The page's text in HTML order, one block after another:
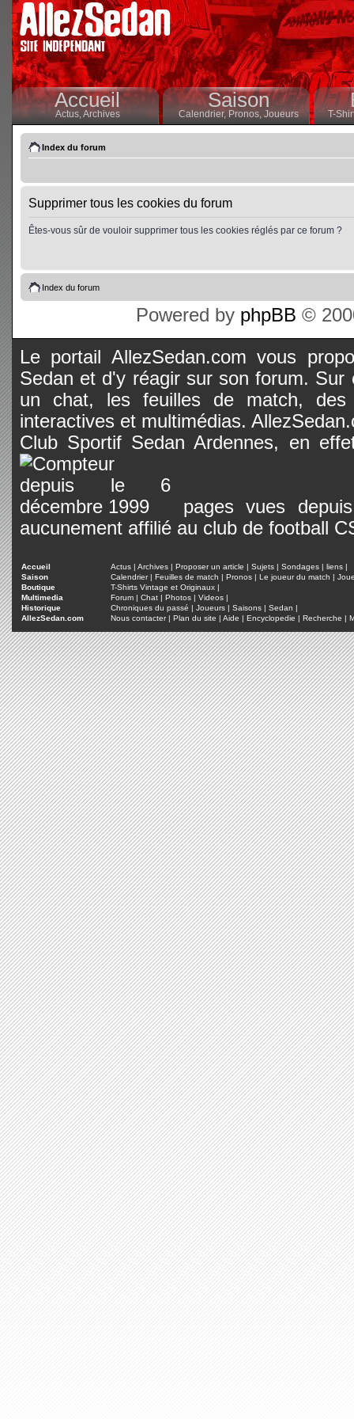
Accueil
Actus,Archives
Saison
Calendrier,Pronos, Joueurs T-
Index du forum
Supprimer tous les cookies du forum
Êtes-vous sûr de vouloir supprimer tous les cookies réglés par ce forum ?
Index du forum
Powered by phpBB ©
Le portail AllezSedan.com vous
Sedan et d'y réagir sur son forum.
un chat, les feuilles de match, des
interactives et multimédias.
Club Sportif Sedan Ardennes, en
pages vues
aucunement affilié au club de football
Accueil Actus | Archives | Proposer un article | Sujets | Sondages | liens |
Saison
Calendrier| Feuilles de match | Pronos | Le joueur du match |
Boutique
T-Shirts Vintage et Originaux |
Multimedia
Forum | Chat | Photos | Videos |
Historique
Chroniques du passé | Joueurs | Saisons | Sedan |
AllezSedan.com
Nous contacter| Plan du site | Aide | Encyclopedie | Recherche |